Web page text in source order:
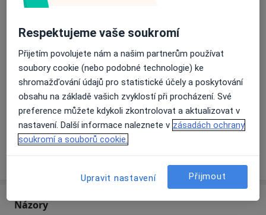
Dostupnost
Na této adrese online kalendář není aktivní
Co mám v takové situaci udělat?
Způsoby platby (soukromé návštěvy)
Na teto adrese lékař přijímá pacienty na pojišťovnu
Detaily
Názory
Respektujeme vaše soukromí
Přijetím povolujete nám a našim partnerům používat
soubory cookie (nebo podobné technologie) ke
shromažďování údajů pro statistické účely a poskytování
obsahu na základě vašich zvyklostí při procházení. Své
preference můžete kdykoli zkontrolovat a aktualizovat v
nastavení. Další informace naleznete v zásadách ochrany
soukromí a souborů cookie.
Upravit nastavení Přijmout